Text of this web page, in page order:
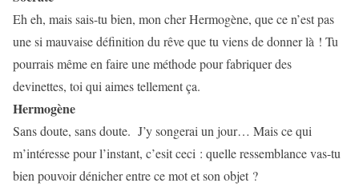
Eh eh, mais sais-tu bien, mon cher Hermogène, que ce n’est pas
une si mauvaise définition du rêve que tu viens de donner là ! Tu
pourrais même en faire une méthode pour fabriquer des
devinettes, toi qui aimes tellement ça.
Hermogène
Sans doute, sans doute. J’y songerai un jour… Mais ce qui
m’intéresse pour l’instant, c’esit ceci : quelle ressemblance vas-tu
bien pouvoir dénicher entre ce mot et son objet ?